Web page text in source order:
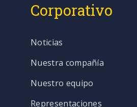
Corporativo
Noticias
Nuestra compañía
Nuestro equipo
Representaciones